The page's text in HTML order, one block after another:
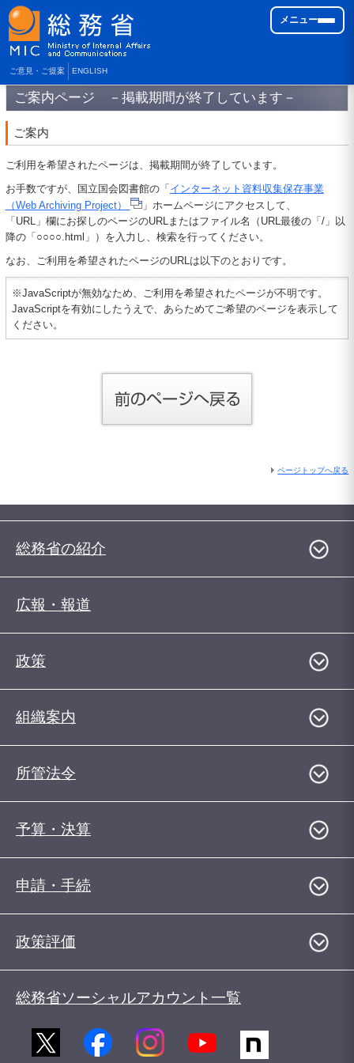
ご意見・ご提案 ENGLISH
メニュー
ご案内ページ －掲載期間が終了しています－
ご案内
ご利用を希望されたページは、掲載期間が終了しています。
お手数ですが、国立国会図書館の「 インターネット資料収集保存事業
（Web Archiving Project）
」ホームページにアクセスして、
「URL」欄にお探しのページのURLまたはファイル名（URL最後の「/」以
降の「○○○○.html」）を入力し、検索を行ってください。
なお、ご利用を希望されたページのURLは以下のとおりです。
※JavaScriptが無効なため、ご利用を希望されたページが不明です。
JavaScriptを有効にしたうえで、あらためてご希望のページを表示して
ください。
ページトップへ戻る
総務省の紹介
広報・報道
政策
組織案内
所管法令
予算・決算
申請・手続
政策評価
総務省ソーシャルアカウント一覧